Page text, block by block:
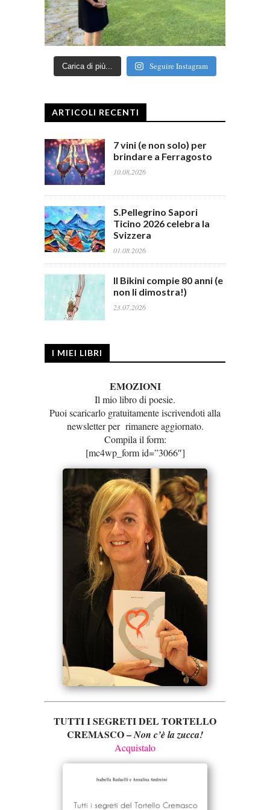
Carica di più... Seguire Instagram
ARTICOLI RECENTI
7 vini (e non solo) per
brindare a Ferragosto
10.08.2026
S.Pellegrino Sapori
Ticino 2026 celebra la
Svizzera
01.08.2026
Il Bikini compie 80 anni (e
non li dimostra!)
23.07.2026
I MIEI LIBRI
EMOZIONI
Il mio libro di poesie.
Puoi scaricarlo gratuitamente iscrivendoti alla
newsletter per rimanere aggiornato.
Compila il form:
[mc4wp_form id=”3066″]
TUTTI I SEGRETI DEL TORTELLO
CREMASCO –Non c’è la zucca!
Acquistalo